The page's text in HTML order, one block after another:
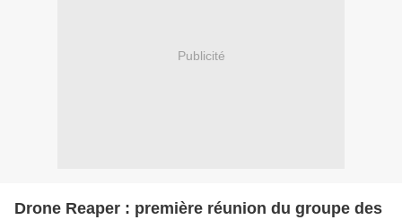
Publicité
Drone Reaper : première réunion du groupe des